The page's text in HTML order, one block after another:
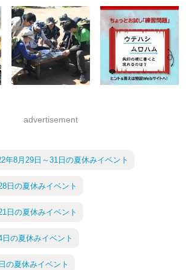
advertisement
年8月29日～31日の夏休みイベント
日の夏休みイベント
日の夏休みイベント
の夏休みイベント
の夏休みイベント